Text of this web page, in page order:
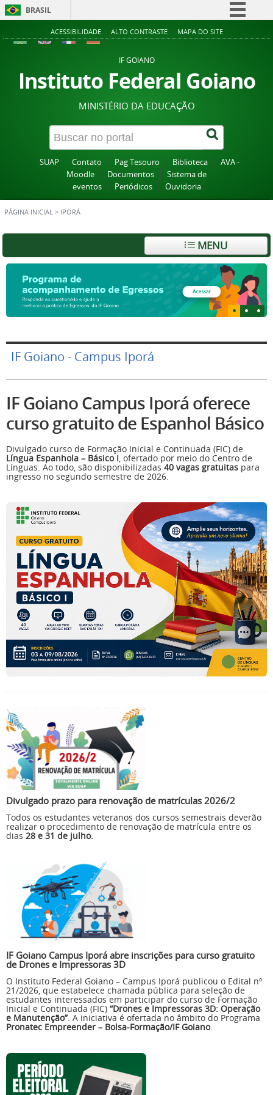
BRASIL
Simplifique!
Acesso à informação
Legislação
Canais
ACESSIBILIDADE ALTO CONTRASTE MAPA DO SITE
IF GOIANO
Instituto Federal Goiano
MINISTÉRIO DA EDUCAÇÃO
SUAP Contato Pag Tesouro Biblioteca
AVA -
Moodle
Documentos
Sistema de
eventos
Periódicos Ouvidoria
PÁGINA INICIAL > IPORÁ
MENU
IF Goiano - Campus Iporá
IF Goiano Campus Iporá oferece
curso gratuito de Espanhol Básico
Divulgado curso de Formação Inicial e Continuada (FIC) de
Língua Espanhola – Básico I , ofertado por meio do Centro de
Línguas. Ao todo, são disponibilizadas40 vagas gratuitas para
ingresso no segundo semestre de 2026.
Divulgado prazo para renovação de matrículas 2026/2
Todos os estudantes veteranos dos cursos semestrais deverão
realizar o procedimento de renovação de matrícula entre os
dias 28 e 31 de julho.
IF Goiano Campus Iporá abre inscrições para curso gratuito
de Drones e Impressoras 3D
O Instituto Federal Goiano – Campus Iporá publicou o Edital nº
21/2026, que estabelece chamada pública para seleção de
estudantes interessados em participar do curso de Formação
Inicial e Continuada (FIC) “Drones e Impressoras 3D: Operação
e Manutenção”. A iniciativa é ofertada no âmbito do Programa
Pronatec Empreender – Bolsa-Formação/IF Goiano.